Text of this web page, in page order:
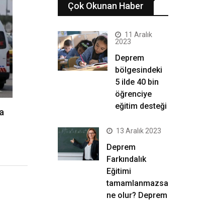
Çok Okunan Haber
11 Aralık
2023
Deprem
bölgesindeki
5 ilde 40 bin
öğrenciye
eğitim desteği
13 Aralık 2023
Deprem
Farkındalık
Eğitimi
tamamlanmazsa
ne olur? Deprem